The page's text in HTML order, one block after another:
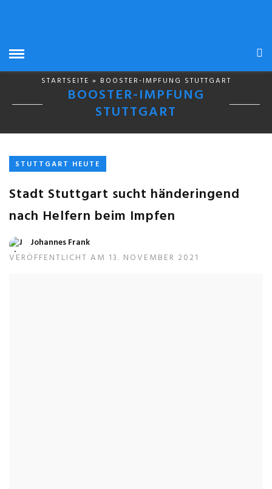
STARTSEITE » BOOSTER-IMPFUNG STUTTGART
BOOSTER-IMPFUNG
STUTTGART
STUTTGART HEUTE
Stadt Stuttgart sucht händeringend
nach Helfern beim Impfen
Johannes Frank
VERÖFFENTLICHT AM 13. NOVEMBER 2021